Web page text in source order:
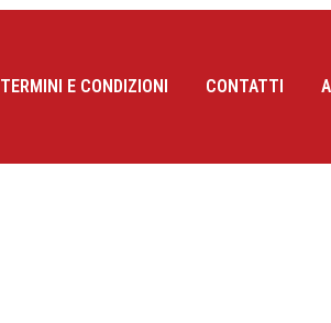
TERMINI E CONDIZIONI CONTATTI